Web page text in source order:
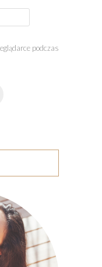
podczas